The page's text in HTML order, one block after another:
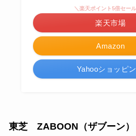
Amazon
＼楽天ポイント5倍セー
楽天市場
Yahooショッピ
東芝 ZABOON（ザブーン）